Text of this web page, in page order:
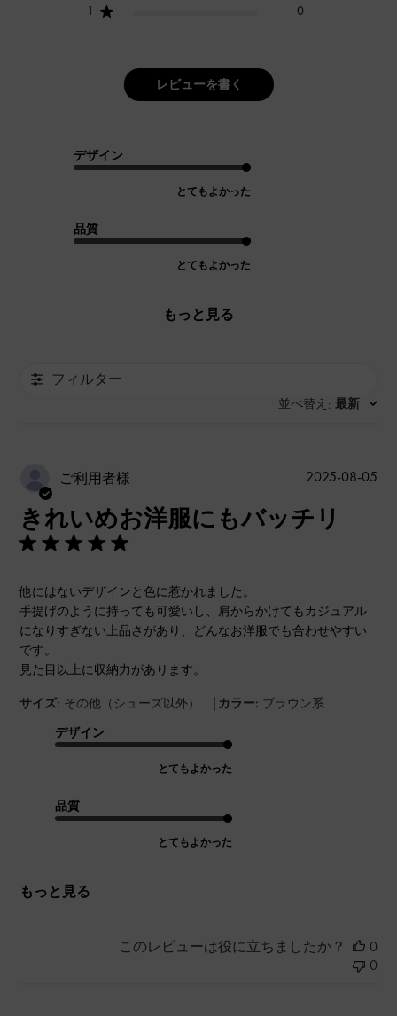
1
0
レビューを書く
デザイン
とてもよかった
品質
とてもよかった
もっと見る
フィルター
並べ替え : 最新
ご利用者様
きれいめお洋服にもバッチリ
他にはないデザインと色に惹かれました。
手提げのように持っても可愛いし、肩からかけてもカジュアル
になりすぎない上品さがあり、どんなお洋服でも合わせやすい
です。
見た目以上に収納力があります。
サイズ: その他（シューズ以外） | カラー: ブラウン系
デザイン
とてもよかった
品質
とてもよかった
もっと見る
公
2025-08-05
このレビューは役に立ちましたか？
0
0